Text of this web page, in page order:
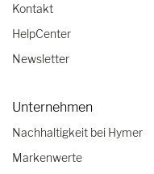
Kontakt
HelpCenter
Newsletter
Unternehmen
Nachhaltigkeit bei Hymer
Markenwerte